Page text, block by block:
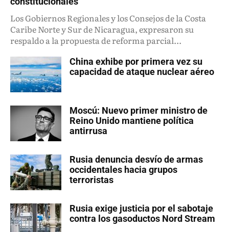
Los Gobiernos Regionales y los Consejos de la Costa
Caribe Norte y Sur de Nicaragua, expresaron su
respaldo a la propuesta de reforma parcial...
China exhibe por primera vez su
capacidad de ataque nuclear aéreo
Moscú: Nuevo primer ministro de
Reino Unido mantiene política
antirrusa
Rusia denuncia desvío de armas
occidentales hacia grupos
terroristas
Rusia exige justicia por el sabotaje
contra los gasoductos Nord Stream